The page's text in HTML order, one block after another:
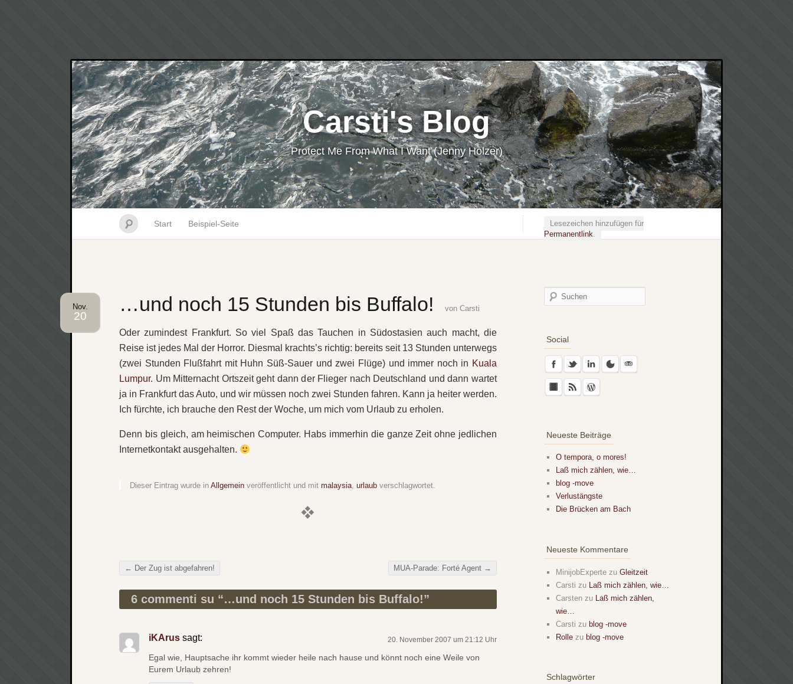
Carsti's Blog
Protect Me From What I Want (Jenny Holzer)
Start Beispiel-Seite
Lesezeichen hinzufügen für
Permanentlink.
…und noch 15 Stunden bis Buffalo!
Nov.
20
von Carsti
Oder zumindest Frankfurt. So viel Spaß das Tauchen in Südostasien auch macht, die
Reise ist jedes Mal der Horror. Diesmal krachts’s richtig: bereits seit 13 Stunden unterwegs
(zwei Stunden Flußfahrt mit Huhn Süß-Sauer und zwei Flüge) und immer noch in Kuala
Lumpur. Um Mitternacht Ortszeit geht dann der Flieger nach Deutschland und dann wartet
ja in Frankfurt das Auto, und wir müssen noch zwei Stunden fahren. Kann ja heiter werden.
Ich fürchte, ich brauche den Rest der Woche, um mich vom Urlaub zu erholen.
Denn bis gleich, am heimischen Computer. Habs immerhin die ganze Zeit ohne jedlichen
Internetkontakt ausgehalten.
Dieser Eintrag wurde in Allgemein veröffentlicht und mit malaysia, urlaub verschlagwortet.
Beitragsnavigation
← Der Zug ist abgefahren! MUA-Parade: Forté Agent →
6 commenti su “…und noch 15 Stunden bis Buffalo!”
iKArus sagt: 20. November 2007 um 21:12 Uhr
Egal wie, Hauptsache ihr kommt wieder heile nach hause und könnt noch eine Weile von
Eurem Urlaub zehren!
Social
Neueste Beiträge
O tempora, o mores!
Laß mich zählen, wie…
blog -move
Verlustängste
Die Brücken am Bach
Neueste Kommentare
MinijobExperte zu Gleitzeit
Carsti zu Laß mich zählen, wie…
Carsten zu Laß mich zählen,
wie…
Carsti zu blog -move
Rolle zu blog -move
Schlagwörter